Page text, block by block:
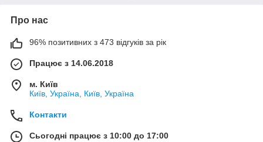
Про нас
96% позитивних з 473 відгуків за рік
Працює з 14.06.2018
м. Київ
Київ, Україна, Київ, Україна
Контакти
Сьогодні працює з 10:00 до 17:00